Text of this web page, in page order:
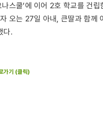
나스쿨’에 이어 2호 학교를 건립
오는 27일 아내, 큰딸과 함께
다.
가기 (클릭)